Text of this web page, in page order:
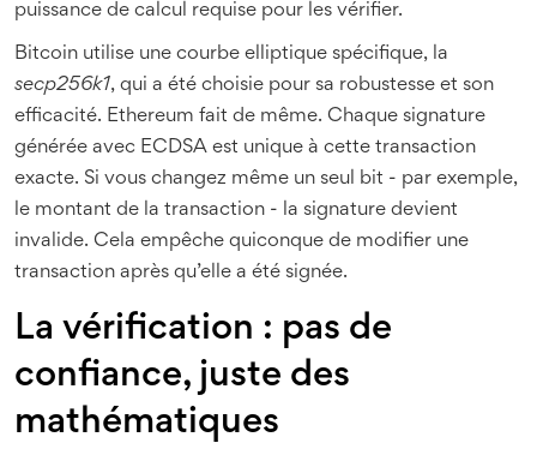
puissance de calcul requise pour les vérifier.
Bitcoin utilise une courbe elliptique spécifique, la
secp256k1, qui a été choisie pour sa robustesse et son
efficacité. Ethereum fait de même. Chaque signature
générée avec ECDSA est unique à cette transaction
exacte. Si vous changez même un seul bit - par exemple,
le montant de la transaction - la signature devient
invalide. Cela empêche quiconque de modifier une
transaction après qu’elle a été signée.
La vérification : pas de
confiance, juste des
mathématiques